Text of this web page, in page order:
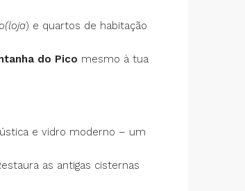
(loja) e quartos de habitação
do Pico mesmo à tua
e vidro moderno – um
as antigas cisternas